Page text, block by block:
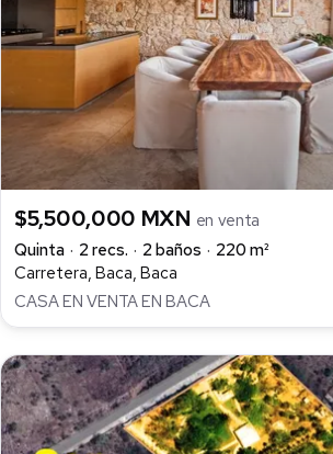
$5,500,000 MXN en venta
Quinta
2 recs. 2 baños
220 m²
Carretera, Baca, Baca
CASA EN VENTA EN BACA